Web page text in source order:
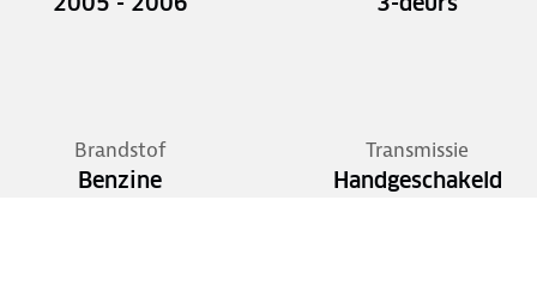
Brandstof
Benzine
Transmissie
Handgeschakeld